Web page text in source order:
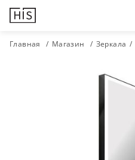
Главная Магазин Зеркала